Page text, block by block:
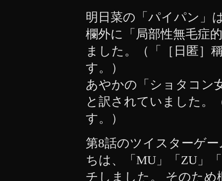
明日菜の「パイパン」
欄外に「局部性無毛症
ました。（「［日匿］
す。）
あやかの「ショタコン
と訳されていました。
す。）
第8話のツイスターゲ
ちは、「MU」「ZU」
チしました。 そのた